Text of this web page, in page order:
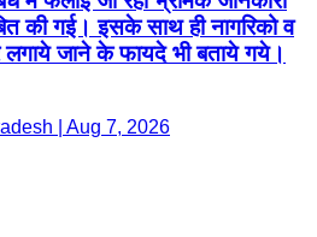
की गई। इसके साथ ही नागरिको व
लगाये जाने के फायदे भी बताये गये।
| Aug 7, 2026